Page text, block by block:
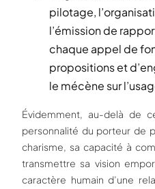
pilotage,
l’émission de
chaque appel de
propositions et
le mécène sur
Évidemment, au-delà de
personnalité du porteur de
charisme, sa capacité à
transmettre sa vision
caractère humain d’une